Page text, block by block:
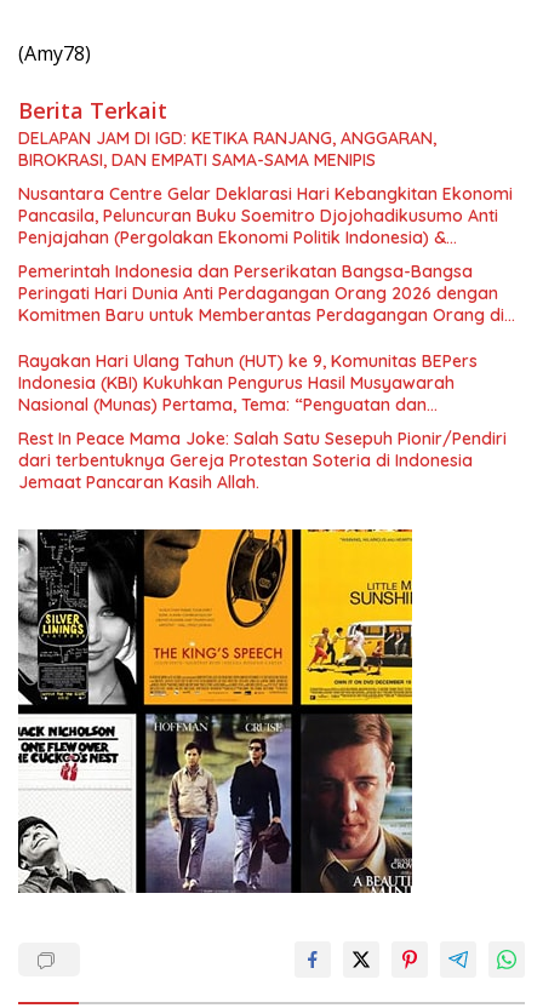
(Amy78)
Berita Terkait
DELAPAN JAM DI IGD: KETIKA RANJANG, ANGGARAN,
BIROKRASI, DAN EMPATI SAMA-SAMA MENIPIS
Nusantara Centre Gelar Deklarasi Hari Kebangkitan Ekonomi
Pancasila, Peluncuran Buku Soemitro Djojohadikusumo Anti
Penjajahan (Pergolakan Ekonomi Politik Indonesia) &
Simposium Nasional “Urgensi Undang-Undang Perekonomian
Nasional dan Kesejahteraan Sosial dalam Menata Bangsa
Menuju Indonesia Emas 2045”,
Pemerintah Indonesia dan Perserikatan Bangsa-Bangsa
Peringati Hari Dunia Anti Perdagangan Orang 2026 dengan
Komitmen Baru untuk Memberantas Perdagangan Orang di
Rayakan Hari Ulang Tahun (HUT) ke 9, Komunitas BEPers
Indonesia (KBI) Kukuhkan Pengurus Hasil Musyawarah
Nasional (Munas) Pertama, Tema: “Penguatan dan
Pengembangan Organisasi KBI yang Berbasis Riset di seluruh
Indonesia dan Mancanegara”.
Rest In Peace Mama Joke: Salah Satu Sesepuh Pionir/Pendiri
dari terbentuknya Gereja Protestan Soteria di Indonesia
Jemaat Pancaran Kasih Allah.